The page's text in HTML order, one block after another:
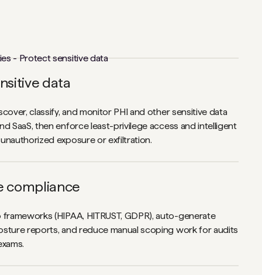
data
classify, and monitor PHI and other sensitive data
SaaS, then enforce least-privilege access and intelligent
exposure or exfiltration.
compliance
(HIPAA, HITRUST, GDPR), auto-generate
reports, and reduce manual scoping work for audits